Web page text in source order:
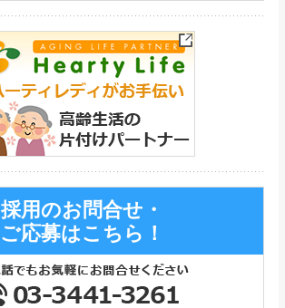
採用のお問合せ・
ご応募はこちら！